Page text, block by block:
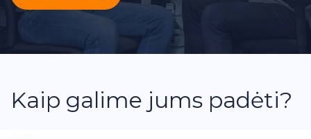
Kaip galime jums padėti?